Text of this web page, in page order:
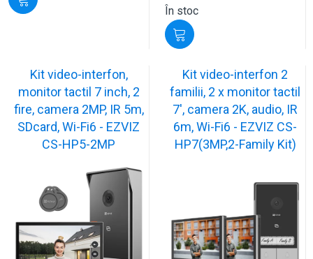
În stoc
Kit video-interfon,
monitor tactil 7 inch, 2
fire, camera 2MP, IR 5m,
SDcard, Wi-Fi6 - EZVIZ
CS-HP5-2MP
Kit video-interfon 2
familii, 2 x monitor tactil
7', camera 2K, audio, IR
6m, Wi-Fi6 - EZVIZ CS-
HP7(3MP,2-Family Kit)